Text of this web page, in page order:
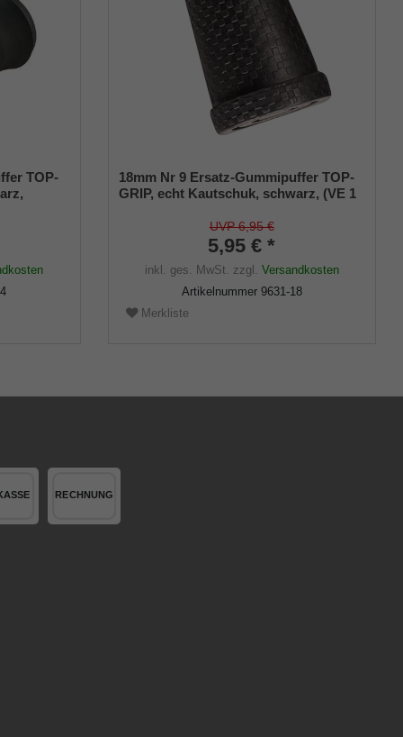
TOP-
18mm Nr 9 Ersatz-Gummipuffer TOP-
GRIP, echt Kautschuk, schwarz, (VE 1
UVP 6,95 €
5,95 € *
inkl. ges. MwSt. zzgl. Versandkosten
Artikelnummer 9631-18
Merkliste